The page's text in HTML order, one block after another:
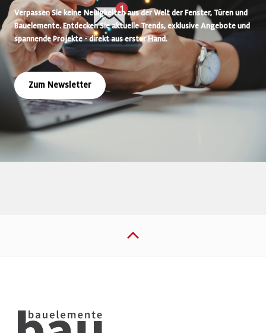
Verpassen Sie keine Neuigkeiten aus der Welt der Fenster, Türen und
Bauelemente. Entdecken Sie aktuelle Trends, exklusive Angebote und
spannende Projekte - direkt aus erster Hand.
Zum Newsletter